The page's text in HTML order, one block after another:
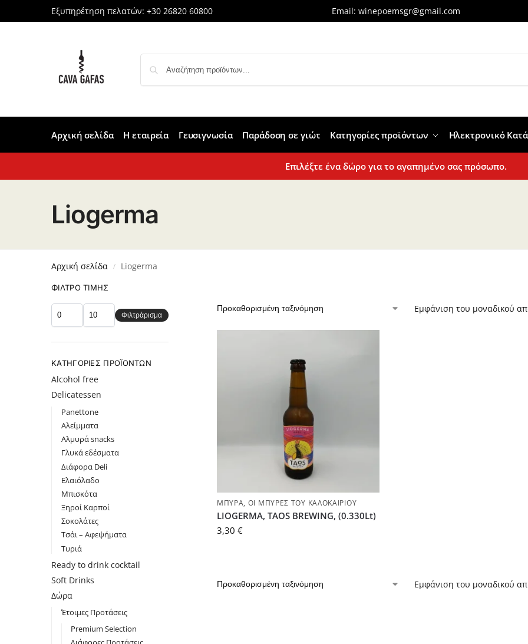
Εξυπηρέτηση πελατών: +30 26820 60800 Email: winepoemsgr@gmail.com
Αρχική σελίδα Η εταιρεία Γευσιγνωσία Παράδοση σε γιώτ Κατηγορίες προϊόντων Ηλεκτρονικό
Επιλέξτε ένα δώρο για το αγαπημένο σας πρόσωπο.
Liogerma
Αρχική σελίδα / Liogerma
Εμφάνιση του μοναδικού
ΜΠΎΡΑ ΟΙ ΜΠΎΡΕΣ ΤΟΥ ΚΑΛΟΚΑΙΡΙΟΎ
LIOGERMA, TAOS BREWING, (0.330Lt)
3,30 €
Εμφάνιση του μοναδικού
ΦΊΛΤΡΟ ΤΙΜΉΣ
Φιλτράρισμα
ΚΑΤΗΓΟΡΊΕΣ ΠΡΟΪΌΝΤΩΝ
Alcohol free
Delicatessen
Panettone
Αλείμματα
Αλμυρά snacks
Γλυκά εδέσματα
Διάφορα Deli
Ελαιόλαδο
Μπισκότα
Ξηροί Καρποί
Σοκολάτες
Τσάι – Αφεψήματα
Τυριά
Ready to drink cocktail
Soft Drinks
Δώρα
Έτοιμες Προτάσεις
Premium Selection